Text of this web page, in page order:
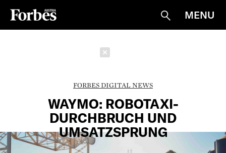
Suche
MENU
FORBES DIGITAL NEWS
WAYMO: ROBOTAXI-
DURCHBRUCH UND
UMSATZSPRUNG